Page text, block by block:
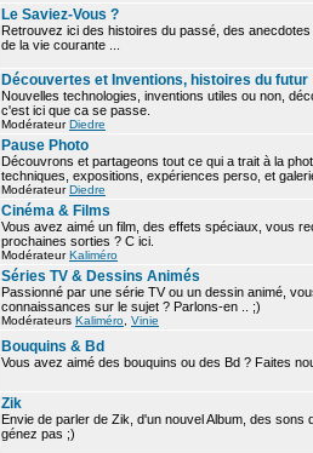
Le Saviez-Vous ?
Retrouvez ici des histoires du passé, des
de la vie courante ...
Découvertes et Inventions, histoires du futur
Nouvelles technologies, inventions utiles ou non,
c'est ici que ca se passe.
ModérateurDiedre
Pause Photo
Découvrons et partageons tout ce qui a trait à la
techniques, expositions, expériences perso, et
ModérateurDiedre
Cinéma & Films
Vous avez aimé un film, des effets spéciaux, vous
prochaines sorties ? C ici.
ModérateurKaliméro
Séries TV & Dessins Animés
Passionné par une série TV ou un dessin animé,
connaissances sur le sujet ? Parlons-en .. ;)
Modérateurs Kaliméro Vinie
Bouquins & Bd
Vous avez aimé des bouquins ou des Bd ? Faites
Zik
Envie de parler de Zik, d'un nouvel Album, des sons
génez pas ;)